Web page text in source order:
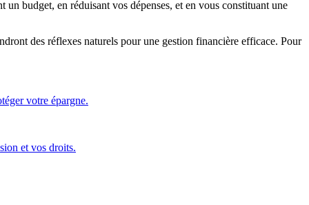
budget, en réduisant vos dépenses, et en vous constituant une
des réflexes naturels pour une gestion financière efficace. Pour
votre épargne.
et vos droits.